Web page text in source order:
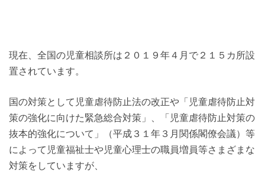
現在、全国の児童相談所は２０１９年４月で２１５カ所設
置されています。
国の対策として児童虐待防止法の改正や「児童虐待防止対
策の強化に向けた緊急総合対策」、「児童虐待防止対策の
抜本的強化について」（平成３１年３月関係閣僚会議）等
によって児童福祉士や児童心理士の職員増員等さまざまな
対策をしていますが、